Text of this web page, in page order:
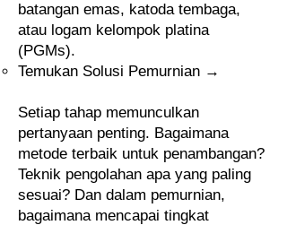
batangan emas, katoda tembaga,
atau logam kelompok platina
(PGMs).
Temukan Solusi Pemurnian →
Setiap tahap memunculkan
pertanyaan penting. Bagaimana
metode terbaik untuk penambangan?
Teknik pengolahan apa yang paling
sesuai? Dan dalam pemurnian,
bagaimana mencapai tingkat